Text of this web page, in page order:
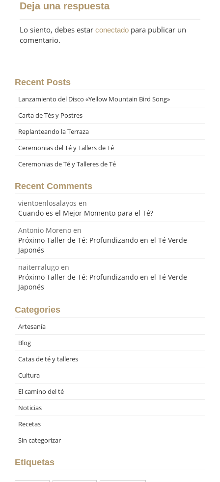
Deja una respuesta
Lo siento, debes estar conectado para publicar un
comentario.
Recent Posts
Lanzamiento del Disco «Yellow Mountain Bird Song»
Carta de Tés y Postres
Replanteando la Terraza
Ceremonias del Té y Tallers de Té
Ceremonias de Té y Talleres de Té
Recent Comments
vientoenlosalayos en
Cuando es el Mejor Momento para el Té?
Antonio Moreno en
Próximo Taller de Té: Profundizando en el Té Verde
Japonés
naiterralugo en
Próximo Taller de Té: Profundizando en el Té Verde
Japonés
Categories
Artesanía
Blog
Catas de té y talleres
Cultura
El camino del té
Noticias
Recetas
Sin categorizar
Etiquetas